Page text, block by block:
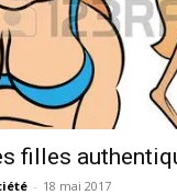
filles
- 18 mai 2017